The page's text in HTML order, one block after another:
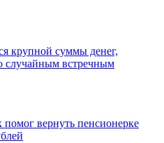
крупной суммы денег,
случайным встречным
помог вернуть пенсионерке